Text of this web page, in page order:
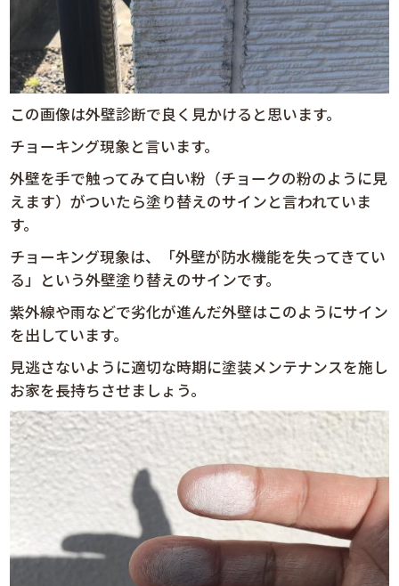
この画像は外壁診断で良く見かけると思います。
チョーキング現象と言います。
外壁を手で触ってみて白い粉（チョークの粉のように見
えます）がついたら塗り替えのサインと言われていま
す。
チョーキング現象は、「外壁が防水機能を失ってきてい
る」という外壁塗り替えのサインです。
紫外線や雨などで劣化が進んだ外壁はこのようにサイン
を出しています。
見逃さないように適切な時期に塗装メンテナンスを施し
お家を長持ちさせましょう。